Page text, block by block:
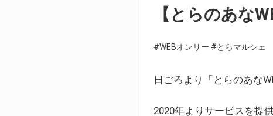
【とらのあな
#WEBオンリー #とらマルシェ
日ごろより「とらのあな
2020年よりサービスを提